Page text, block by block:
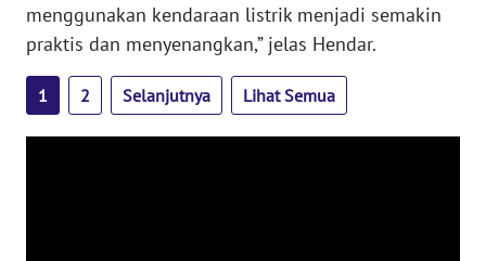
menggunakan kendaraan listrik menjadi semakin
praktis dan menyenangkan,” jelas Hendar.
1 2 Selanjutnya Lihat Semua
WN
BALI
WN
KALBAR